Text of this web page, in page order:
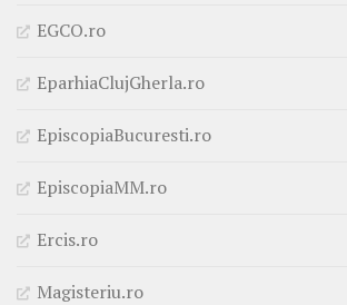
EGCO.ro
EparhiaClujGherla.ro
EpiscopiaBucuresti.ro
EpiscopiaMM.ro
Ercis.ro
Magisteriu.ro